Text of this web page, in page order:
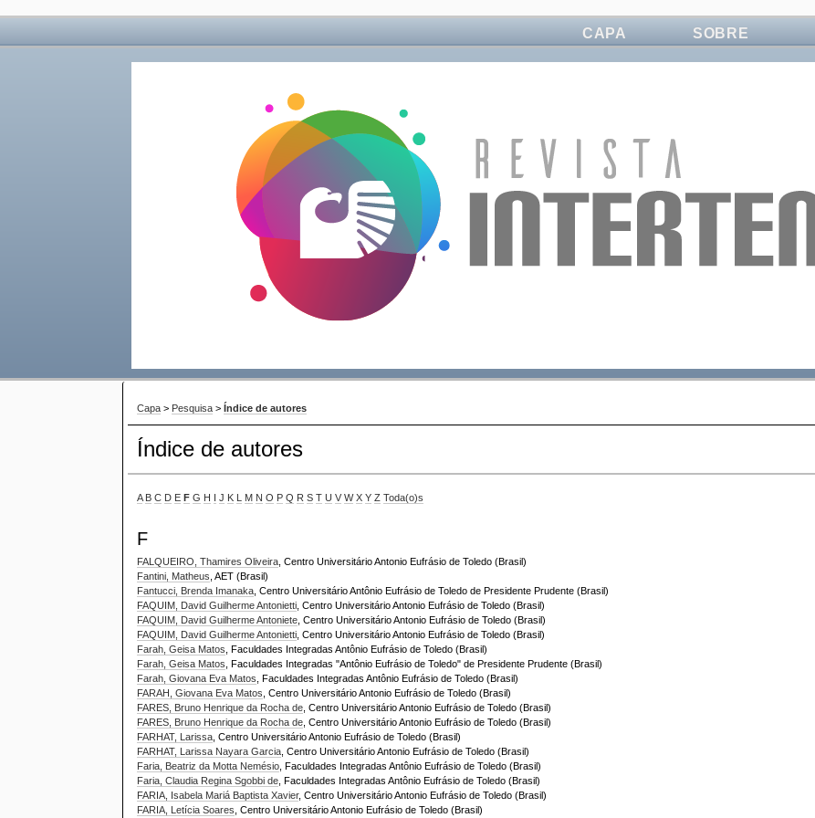
CAPA SOBRE
Capa > Pesquisa >Índice de autores
Índice de autores
A B C D E F G H I J K L M N O P Q R S T U V W X Y Z Toda(o)s
F
FALQUEIRO, Thamires Oliveira , Centro Universitário Antonio Eufrásio de Toledo (Brasil)
Fantini, Matheus , AET (Brasil)
Fantucci, Brenda Imanaka , Centro Universitário Antônio Eufrásio de Toledo de Presidente Prudente (Brasil)
FAQUIM, David Guilherme Antonietti , Centro Universitário Antonio Eufrásio de Toledo (Brasil)
FAQUIM, David Guilherme Antoniete , Centro Universitário Antonio Eufrásio de Toledo (Brasil)
FAQUIM, David Guilherme Antonietti , Centro Universitário Antonio Eufrásio de Toledo (Brasil)
Farah, Geisa Matos
, Faculdades Integradas Antônio Eufrásio de Toledo (Brasil)
Farah, Geisa Matos
, Faculdades Integradas "Antônio Eufrásio de Toledo" de Presidente Prudente (Brasil)
Farah, Giovana Eva Matos
, Faculdades Integradas Antônio Eufrásio de Toledo (Brasil)
FARAH, Giovana Eva Matos , Centro Universitário Antonio Eufrásio de Toledo (Brasil)
FARES, Bruno Henrique da Rocha de , Centro Universitário Antonio Eufrásio de Toledo (Brasil)
FARES, Bruno Henrique da Rocha de , Centro Universitário Antonio Eufrásio de Toledo (Brasil)
FARHAT, Larissa , Centro Universitário Antonio Eufrásio de Toledo (Brasil)
FARHAT, Larissa Nayara Garcia , Centro Universitário Antonio Eufrásio de Toledo (Brasil)
Faria, Beatriz da Motta Nemésio , Faculdades Integradas Antônio Eufrásio de Toledo (Brasil)
Faria, Claudia Regina Sgobbi de , Faculdades Integradas Antônio Eufrásio de Toledo (Brasil)
FARIA, Isabela Mariá Baptista Xavier, Centro Universitário Antonio Eufrásio de Toledo (Brasil)
FARIA, Letícia Soares , Centro Universitário Antonio Eufrásio de Toledo (Brasil)